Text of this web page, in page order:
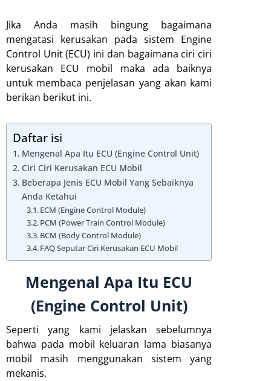
Jika Anda masih bingung bagaimana
mengatasi kerusakan pada sistem Engine
Control Unit (ECU) ini dan bagaimana ciri ciri
kerusakan ECU mobil maka ada baiknya
untuk membaca penjelasan yang akan kami
berikan berikut ini.
Daftar isi
Mengenal Apa Itu ECU (Engine Control Unit)
Ciri Ciri Kerusakan ECU Mobil
Beberapa Jenis ECU Mobil Yang Sebaiknya
Anda Ketahui
ECM (Engine Control Module)
PCM (Power Train Control Module)
BCM (Body Control Module)
FAQ Seputar Ciri Kerusakan ECU Mobil
Mengenal Apa Itu ECU
(Engine Control Unit)
Seperti yang kami jelaskan sebelumnya
bahwa pada mobil keluaran lama biasanya
mobil masih menggunakan sistem yang
mekanis.